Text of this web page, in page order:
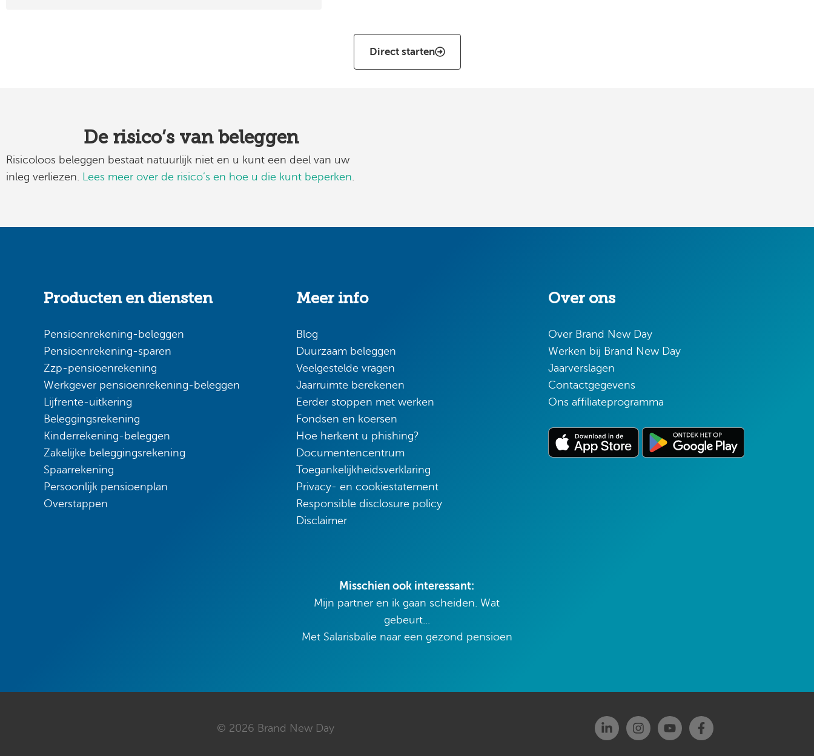
Direct starten
De risico’s van beleggen
Risicoloos beleggen bestaat natuurlijk niet en u kunt een deel van uw
inleg verliezen. Lees meer over de risico’s en hoe u die kunt beperken
Producten en diensten
Pensioenrekening-beleggen
Pensioenrekening-sparen
Zzp-pensioenrekening
Werkgever pensioenrekening-beleggen
Lijfrente-uitkering
Beleggingsrekening
Kinderrekening-beleggen
Zakelijke beleggingsrekening
Spaarrekening
Persoonlijk pensioenplan
Overstappen
Meer info
Blog
Duurzaam beleggen
Veelgestelde vragen
Jaarruimte berekenen
Eerder stoppen met werken
Fondsen en koersen
Hoe herkent u phishing?
Documentencentrum
Toegankelijkheidsverklaring
Privacy- en cookiestatement
Responsible disclosure policy
Disclaimer
Misschien ook interessant:
Mijn partner en ik gaan scheiden. Wat
gebeurt...
Met Salarisbalie naar een gezond pensioen
Over ons
Over Brand New Day
Werken bij Brand New Day
Jaarverslagen
Contactgegevens
Ons affiliateprogramma
© 2026 Brand New Day